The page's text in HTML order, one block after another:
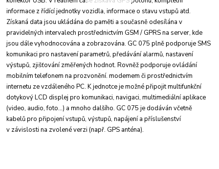
informace z řídící jednotky vozidla, informace o stavu vstupů atd.
Získaná data jsou ukládána do paměti a současně odesílána v
pravidelných intervalech prostřednictvím GSM / GPRS na server, kde
jsou dále vyhodnocována a zobrazována. GC 075 plně podporuje SMS
komunikaci pro nastavení parametrů, předávání alarmů, nastavení
výstupů, zjišťování změřených hodnot. Rovněž podporuje ovládání
mobilním telefonem na prozvonění. modemem či prostřednictvím
internetu ze vzdáleného PC. K jednotce je možné připojit multifunkční
dotykový LCD displej pro komunikaci, navigaci, multimediální aplikace
(video, audio, foto...) a mnoho dalšího. GC 075 je dodáván včetně
kabelů pro připojení vstupů, výstupů, napájení a příslušenství
v závislosti na zvolené verzi (např. GPS anténa).